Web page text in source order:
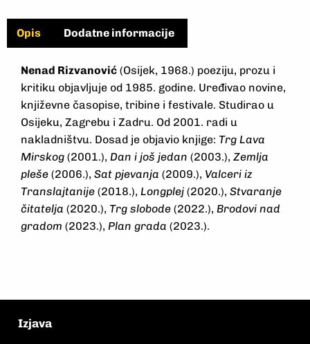
Opis Dodatne informacije
Nenad Rizvanović (Osijek, 1968.) poeziju, prozu i
kritiku objavljuje od 1985. godine. Uređivao novine,
književne časopise, tribine i festivale. Studirao u
Osijeku, Zagrebu i Zadru. Od 2001. radi u
nakladništvu. Dosad je objavio knjige: Trg Lava
Mirskog (2001.), Dan i još jedan (2003.), Zemlja
pleše (2006.), Sat pjevanja (2009.), Valceri iz
Translajtanije (2018.), Longplej (2020.), Stvaranje
čitatelja (2020.), Trg slobode (2022.), Brodovi nad
gradom (2023.), Plan grada (2023.).
Izjava